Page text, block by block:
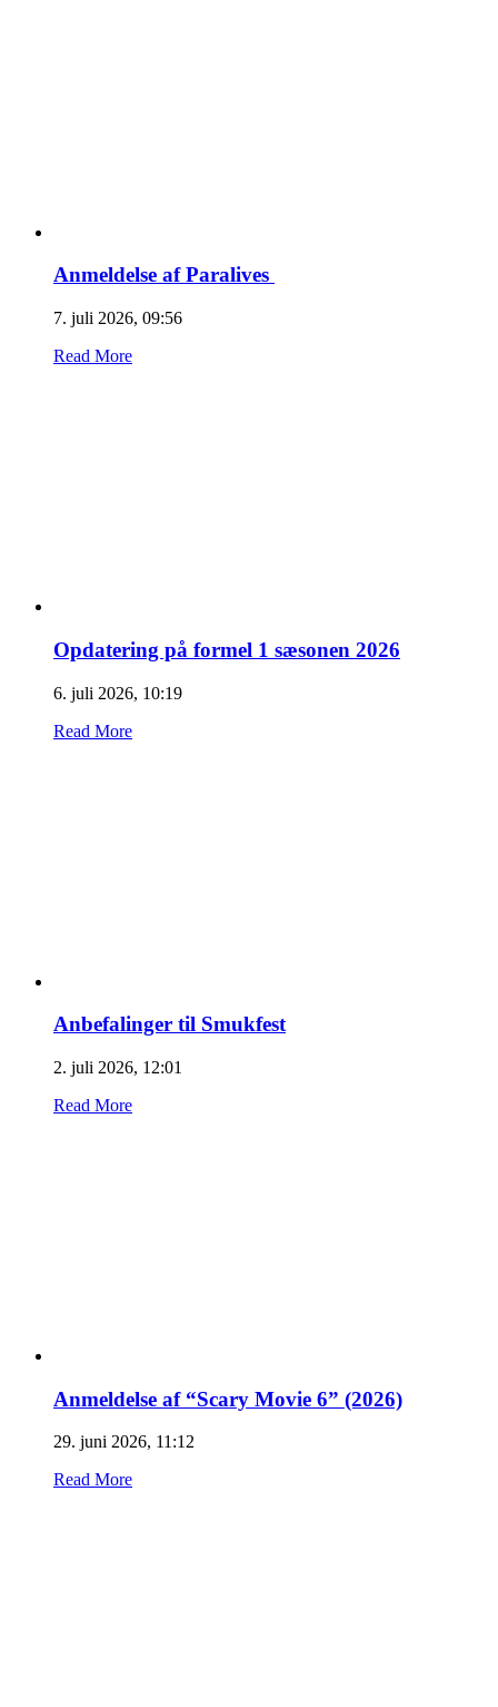
Anmeldelse af Paralives
7. juli 2026, 09:56
Read More
Opdatering på formel 1 sæsonen 2026
6. juli 2026, 10:19
Read More
Anbefalinger til Smukfest
2. juli 2026, 12:01
Read More
Anmeldelse af “Scary Movie 6” (2026)
29. juni 2026, 11:12
Read More